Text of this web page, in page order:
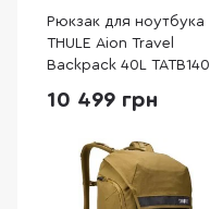
Рюкзак для ноутбука
THULE Aion Travel
Backpack 40L TATB140
10 499 грн